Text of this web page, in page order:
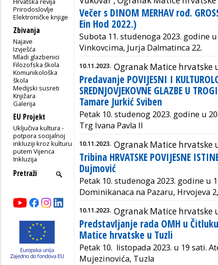
Prirodoslovlje
Elektroničke knjige
Zbivanja
Najave
Izvješća
Mladi glazbenici
Filozofska škola
Komunikološka
škola
Medijski susreti
Knjižara
Galerija
EU Projekt
Uključiva kultura -
potpora socijalnoj
inkluziji kroz kulturu
putem Vijenca
Inkluzija
Večer s DINOM MERHAV rođ.
Ein Hod 2022.)
Subota 11. studenoga 2023. godine
Vinkovcima, Jurja Dalmatinca 22.
10.11.2023. Ogranak Matice hrvatske
Predavanje POVIJESNI I
SREDNJOVJEKOVNE GLAZBE U
Tamare Jurkić Sviben
Petak 10. studenog 2023. godine u
Trg Ivana Pavla II
10.11.2023. Ogranak Matice hrvatske
Tribina HRVATSKE POVIJESNE
Dujmović
Petak 10. studenoga 2023. godine u
Dominikanaca na Pazaru, Hrvojeva
10.11.2023. Ogranak Matice hrvatske
Predstavljanje rada OMH u
Matice hrvatske u Tuzli
Petak 10. listopada 2023. u 19 sati.
Mujezinovića, Tuzla